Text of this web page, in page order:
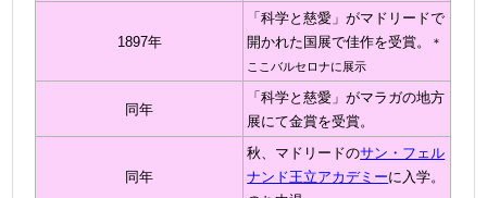
1897年
「科学と慈愛」がマドリードで
開かれた国展で佳作を受賞。
＊
ここバルセロナに展示
同年
「科学と慈愛」がマラガの地方
展にて金賞を受賞。
同年
秋、マドリードのサン・フェル
ナンド王立アカデミーに入学。